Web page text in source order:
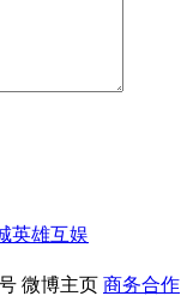
英雄互娱
微博主页 商务合作